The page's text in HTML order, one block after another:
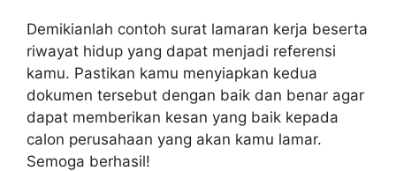
Demikianlah contoh surat lamaran kerja beserta
riwayat hidup yang dapat menjadi referensi
kamu. Pastikan kamu menyiapkan kedua
dokumen tersebut dengan baik dan benar agar
dapat memberikan kesan yang baik kepada
calon perusahaan yang akan kamu lamar.
Semoga berhasil!